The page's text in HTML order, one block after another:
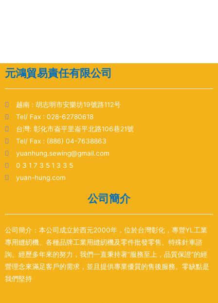
元鴻貿易責任有限公司
越南 : 胡志明市安樂坊19號路112号
Tel/ Fax : 028-62780618
台灣: 彰化市崙平里崙平北路106巷21號
Tel/ Fax : (886) 04-7638863
yuanhung.sewing@gmail.com
0 3 1 7 3 5 1 3 3 5
yuan-hung.com
公司簡介
公司簡介：本公司成立於西元2000年，位於台灣彰化，專營YL工業
專用縫紉機、各種品牌工業用縫紉機及零件批發零售、特殊針車諮
詢。經歷多年來的努力，我們一直秉持著”服務至上，品質保證”的經
營理念來滿足客戶的需求，並且提供專業優質的售後服務。零缺點是
我們堅持